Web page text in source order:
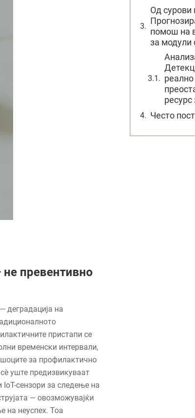
превентивно
деградација на
пристапи се
временски интервали,
за профилактично
уште предизвикуваат
сензори за следење на
— овозможувајќи
на неуспех. Тоа
Од сурови
помош на
за модули
Често